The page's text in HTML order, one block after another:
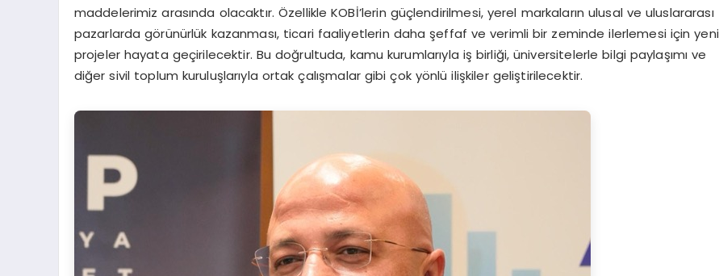
maddelerimiz arasında olacaktır. Özellikle KOBİ’lerin güçlendirilmesi, yerel markaların ulusal ve uluslararası
pazarlarda görünürlük kazanması, ticari faaliyetlerin daha şeffaf ve verimli bir zeminde ilerlemesi için yeni
projeler hayata geçirilecektir. Bu doğrultuda, kamu kurumlarıyla iş birliği, üniversitelerle bilgi paylaşımı ve
diğer sivil toplum kuruluşlarıyla ortak çalışmalar gibi çok yönlü ilişkiler geliştirilecektir.